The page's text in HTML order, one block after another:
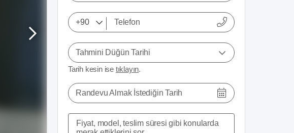
Tahmini Düğün Tarihi
Tarih kesin ise tıklayın.
Randevu Almak İstediğin Tarih